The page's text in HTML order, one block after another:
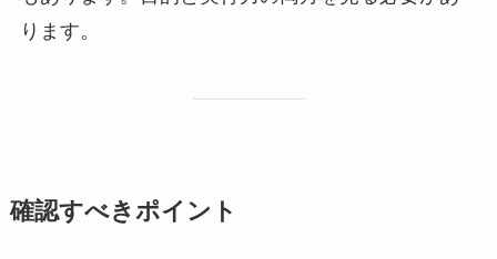
ります。
確認すべきポイント